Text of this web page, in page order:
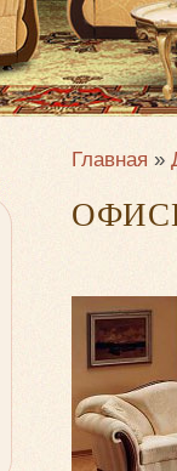
Главная »